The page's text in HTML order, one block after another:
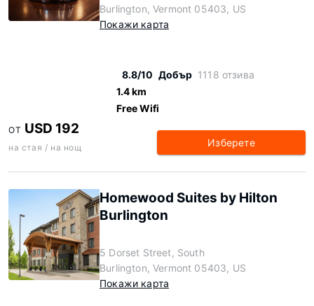
Burlington, Vermont 05403, US
Покажи карта
8.8/10 Добър 1118 отзива
1.4 km
Free Wifi
ОТ USD 192
на стая / на нощ Изберете
Homewood Suites by Hilton
Burlington
5 Dorset Street, South
Burlington, Vermont 05403, US
Покажи карта